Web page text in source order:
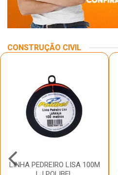
CONSTRUÇÃO CIVIL
LINHA PEDREIRO LISA 100M